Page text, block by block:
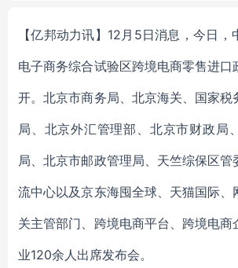
【亿邦动力讯】12月5日消息，今日
电子商务综合试验区跨境电商零售进口
开。北京市商务局、北京海关、国家税
局、北京外汇管理部、北京市财政局
局、北京市邮政管理局、天竺综保区管
流中心以及京东海囤全球、天猫国际、
关主管部门、跨境电商平台、跨境电商
业120余人出席发布会。